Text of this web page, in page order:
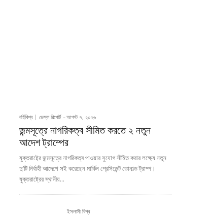
বর্হিবিশ্ব ডেস্ক রিপোর্ট - আগস্ট ৭, ২০২৬
জন্মসূত্রে নাগরিকত্ব সীমিত করতে ২ নতুন
আদেশ ট্রাম্পের
যুক্তরাষ্ট্রে জন্মসূত্রে নাগরিকত্ব পাওয়ার সুযোগ সীমিত করার লক্ষ্যে নতুন
দু’টি নির্বাহী আদেশে সই করেছেন মার্কিন প্রেসিডেন্ট ডোনাল্ড ট্রাম্প।
যুক্তরাষ্ট্রের স্থানীয়...
ইসলামী বিশ্ব